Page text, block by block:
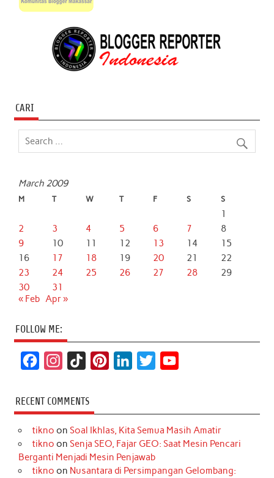
CARI
March 2009
M T W T F S S
1
2
3 4 5 6 7
8
9
10 11 12 13 14
15
16
17 18 19 20 21
22
23
24 25 26 27 28
29
30
31
« Feb Apr »
FOLLOW ME:
c
e
b
o
s
t
a
r
k
T
o
k
t
e
r
e
k
e
d
I
t
t
r
T
u
e
RECENT COMMENTS
tikno on Soal Ikhlas, Kita Semua Masih Amatir
tikno on Senja SEO, Fajar GEO: Saat Mesin Pencari
Berganti Menjadi Mesin Penjawab
tikno on Nusantara di Persimpangan Gelombang: